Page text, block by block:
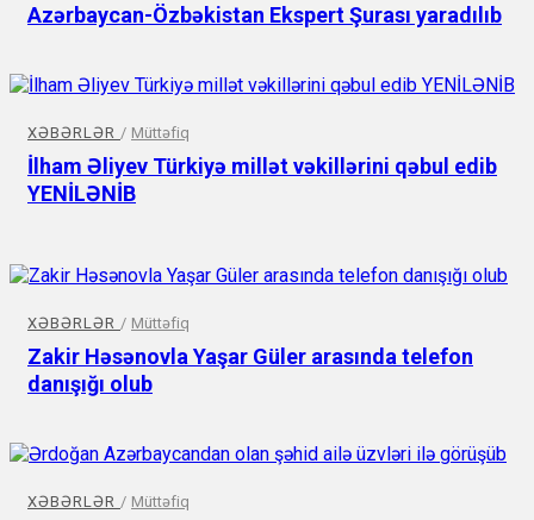
Azərbaycan-Özbəkistan Ekspert Şurası yaradılıb
XƏBƏRLƏR / Müttəfiq
İlham Əliyev Türkiyə millət vəkillərini qəbul edib
YENİLƏNİB
XƏBƏRLƏR / Müttəfiq
Zakir Həsənovla Yaşar Güler arasında telefon
danışığı olub
XƏBƏRLƏR / Müttəfiq